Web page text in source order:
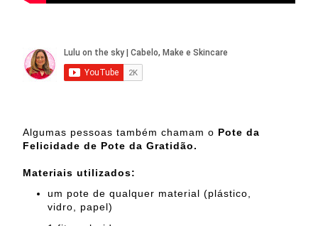
Algumas pessoas também chamam o Pote da
Felicidade de Pote da Gratidão.
Materiais utilizados:
um pote de qualquer material (plástico,
vidro, papel)